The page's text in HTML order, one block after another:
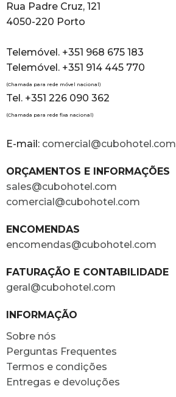
Rua Padre Cruz, 121
4050-220 Porto
Telemóvel. +351 968 675 183
Telemóvel. +351 914 445 770
(Chamada para rede móvel nacional)
Tel. +351 226 090 362
(Chamada para rede fixa nacional)
E-mail: comercial@cubohotel.com
ORÇAMENTOS E INFORMAÇÕES
sales@cubohotel.com
comercial@cubohotel.com
ENCOMENDAS
encomendas@cubohotel.com
FATURAÇÃO E CONTABILIDADE
geral@cubohotel.com
INFORMAÇÃO
Sobre nós
Perguntas Frequentes
Termos e condições
Entregas e devoluções